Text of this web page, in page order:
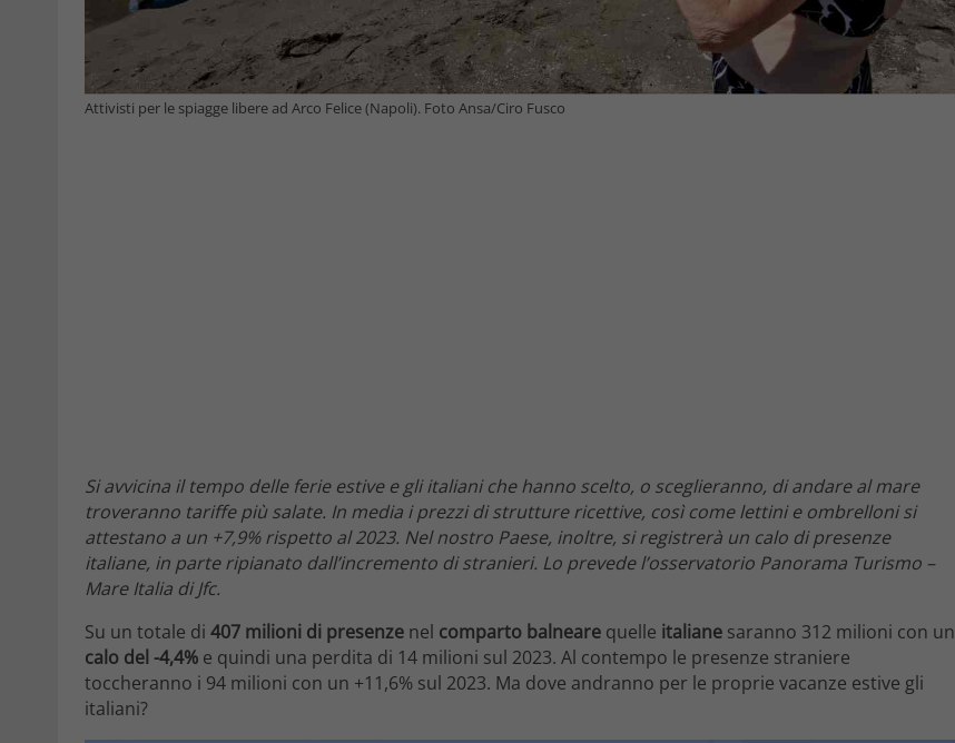
Attivisti per le spiagge libere ad Arco Felice (Napoli). Foto Ansa/Ciro Fusco
Si avvicina il tempo delle ferie estive e gli italiani che hanno scelto, o sceglieranno, di andare al mare
troveranno tariffe più salate. In media i prezzi di strutture ricettive, così come lettini e ombrelloni si
attestano a un +7,9% rispetto al 2023. Nel nostro Paese, inoltre, si registrerà un calo di presenze
italiane, in parte ripianato dall’incremento di stranieri. Lo prevede l’osservatorio Panorama Turismo –
Mare Italia di Jfc.
Su un totale di 407 milioni di presenze nel comparto balneare quelle italiane saranno 312 milioni con un
calo del -4,4% e quindi una perdita di 14 milioni sul 2023. Al contempo le presenze straniere
toccheranno i 94 milioni con un +11,6% sul 2023. Ma dove andranno per le proprie vacanze estive gli
italiani?